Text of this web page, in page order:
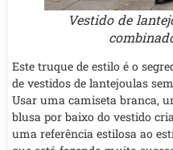
Vestido de
Este truque de estilo é o
de vestidos de lantejoulas
Usar uma camiseta branca,
blusa por baixo do vestido
uma referência estilosa ao